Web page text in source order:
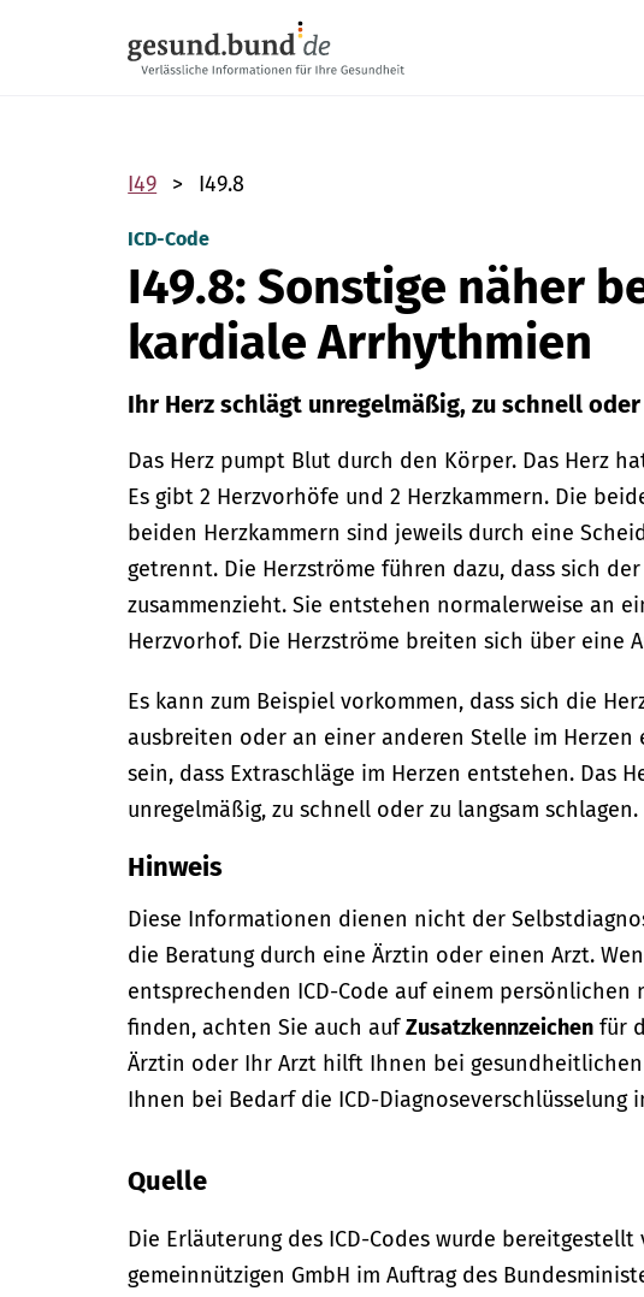
I49 I49.8
ICD-Code
I49.8: Sonstige näher
kardiale Arrhythmien
Ihr Herz schlägt unregelmäßig, zu schnell
Das Herz pumpt Blut durch den Körper. Das Herz
Es gibt 2 Herzvorhöfe und 2 Herzkammern. Die
beiden Herzkammern sind jeweils durch eine
getrennt. Die Herzströme führen dazu, dass sich
zusammenzieht. Sie entstehen normalerweise an
Herzvorhof. Die Herzströme breiten sich über eine
Es kann zum Beispiel vorkommen, dass sich die
ausbreiten oder an einer anderen Stelle im Herzen
sein, dass Extraschläge im Herzen entstehen. Das
unregelmäßig, zu schnell oder zu langsam schlagen.
Hinweis
Diese Informationen dienen nicht der
die Beratung durch eine Ärztin oder einen Arzt.
entsprechenden ICD-Code auf einem persönlichen
finden, achten Sie auch aufZusatzkennzeichen für
Ärztin oder Ihr Arzt hilft Ihnen bei
Ihnen bei Bedarf die ICD-Diagnoseverschlüsselung
Quelle
Die Erläuterung des ICD-Codes wurde bereitgestellt
gemeinnützigen GmbH im Auftrag des